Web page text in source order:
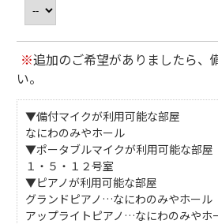
※追加のご希望がありましたら、
い。
▼備付マイクが利用可能な部屋
なにわのみやホール
▼ポータブルマイクが利用可能な部屋
１・５・１２号室
▼ピアノが利用可能な部屋
グランドピアノ…なにわのみやホール
アップライトピアノ…なにわのみやホ